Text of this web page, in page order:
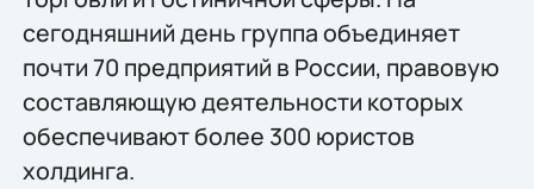
сегодняшний день группа объединяет
почти 70 предприятий в России, правовую
составляющую деятельности которых
обеспечивают более 300 юристов
холдинга.